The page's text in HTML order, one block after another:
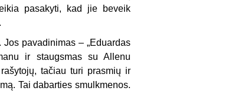
pasakyti, kad jie beveik
pavadinimas – „Eduardas
ir staugsmas su Allenu
tačiau turi prasmių ir
Tai dabarties smulkmenos.